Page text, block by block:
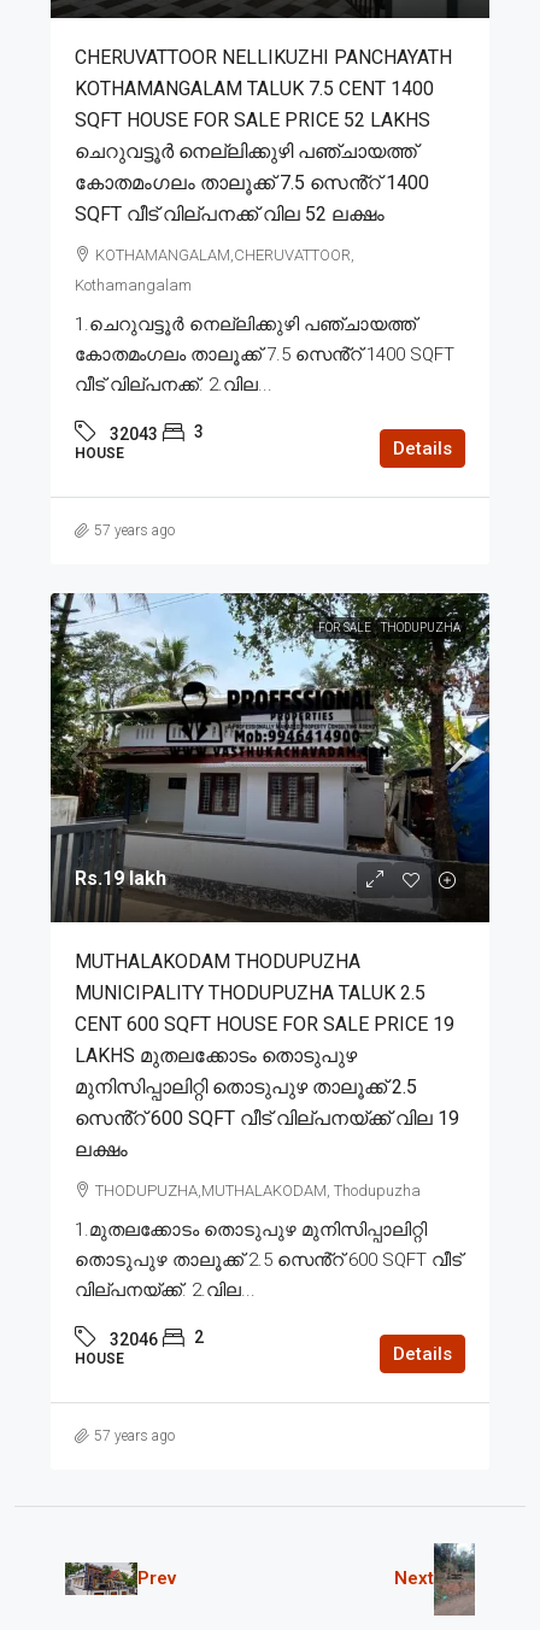
CHERUVATTOOR NELLIKUZHI PANCHAYATH
KOTHAMANGALAM TALUK 7.5 CENT 1400
SQFT HOUSE FOR SALE PRICE 52 LAKHS
ചെറുവട്ടൂർ നെല്ലിക്കുഴി പഞ്ചായത്ത്
കോതമംഗലം താലൂക്ക് 7.5 സെൻ്റ് 1400
SQFT വീട് വില്പനക്ക് വില 52 ലക്ഷം
KOTHAMANGALAM,CHERUVATTOOR,
Kothamangalam
1.ചെറുവട്ടൂർ നെല്ലിക്കുഴി പഞ്ചായത്ത്
കോതമംഗലം താലൂക്ക് 7.5 സെൻ്റ് 1400 SQFT
വീട് വില്പനക്ക്. 2.വില...
32043 3
HOUSE Details
57 years ago
FOR SALE THODUPUZHA
Rs.19 lakh
MUTHALAKODAM THODUPUZHA
MUNICIPALITY THODUPUZHA TALUK 2.5
CENT 600 SQFT HOUSE FOR SALE PRICE 19
LAKHS മുതലക്കോടം തൊടുപുഴ
മുനിസിപ്പാലിറ്റി തൊടുപുഴ താലൂക്ക് 2.5
സെൻ്റ് 600 SQFT വീട് വില്പനയ്ക്ക് വില 19
ലക്ഷം
THODUPUZHA,MUTHALAKODAM, Thodupuzha
1.മുതലക്കോടം തൊടുപുഴ മുനിസിപ്പാലിറ്റി
തൊടുപുഴ താലൂക്ക് 2.5 സെൻ്റ് 600 SQFT വീട്
വില്പനയ്ക്ക്. 2.വില...
32046 2
HOUSE Details
57 years ago
Prev Next